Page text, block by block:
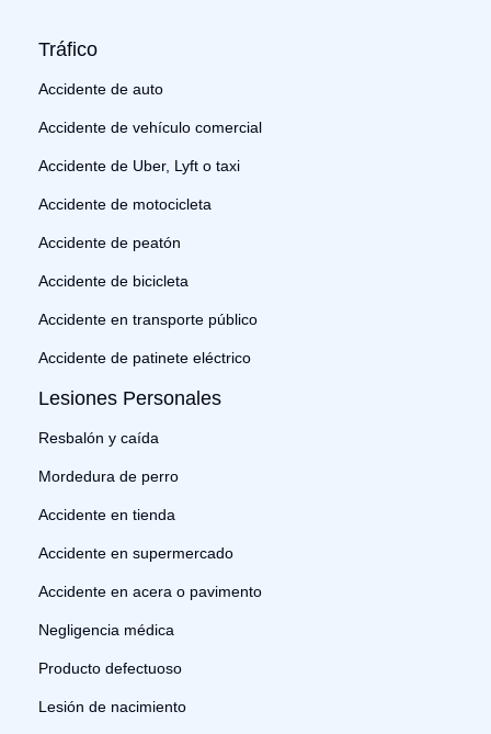
Tráfico
Accidente de auto
Accidente de vehículo comercial
Accidente de Uber, Lyft o taxi
Accidente de motocicleta
Accidente de peatón
Accidente de bicicleta
Accidente en transporte público
Accidente de patinete eléctrico
Lesiones Personales
Resbalón y caída
Mordedura de perro
Accidente en tienda
Accidente en supermercado
Accidente en acera o pavimento
Negligencia médica
Producto defectuoso
Lesión de nacimiento